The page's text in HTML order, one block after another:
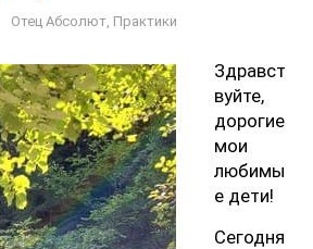
Отец Абсолют Практики
Здравст
вуйте,
дорогие
мои
любимы
е дети!
Сегодня